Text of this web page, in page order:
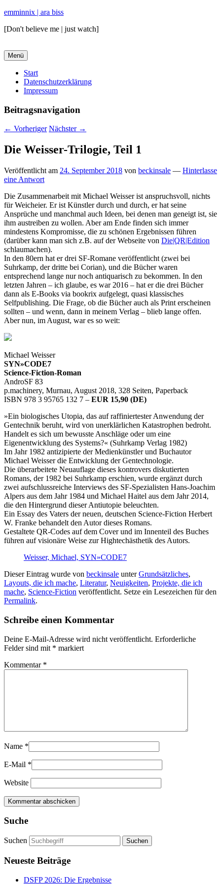
emminnix | ara biss
[Don't believe me | just watch]
Menü
Primäres
Menü
Start
Datenschutzerklärung
Impressum
Beitragsnavigation
← Vorheriger Nächster →
Die Weisser-Trilogie, Teil 1
Veröffentlicht am 24. September 2018 von beckinsale — Hinterlasse
eine Antwort
Die Zusammenarbeit mit Michael Weisser ist anspruchsvoll, nichts
für Weicheier. Er ist Künstler durch und durch, er hat seine
Ansprüche und manchmal auch Ideen, bei denen man geneigt ist, sie
ihm austreiben zu wollen. Aber am Ende finden sich immer
mindestens Kompromisse, die zu schönen Ergebnissen führen
(darüber kann man sich z.B. auf der Webseite von Die|QR|Edition
schlaumachen).
In den 80ern hat er drei SF-Romane veröffentlicht (zwei bei
Suhrkamp, der dritte bei Corian), und die Bücher waren
entsprechend lange nur noch antiquarisch zu bekommen. In den
letzten Jahren – ich glaube, es war 2016 – hat er die drei Bücher
dann als E-Books via bookrix aufgelegt, quasi klassisches
Selfpublishing. Die Frage, ob die Bücher auch als Print erscheinen
sollten – und wenn, dann in meinem Verlag – blieb lange offen.
Aber nun, im August, war es so weit:
Michael Weisser
SYN»CODE7
Science-Fiction-Roman
AndroSF 83
p.machinery, Murnau, August 2018, 328 Seiten, Paperback
ISBN 978 3 95765 132 7 – EUR 15,90 (DE)
»Ein biologisches Utopia, das auf raffiniertester Anwendung der
Gentechnik beruht, wird von unerklärlichen Katastrophen bedroht.
Handelt es sich um bewusste Anschläge oder um eine
Eigenentwicklung des Systems?« (Suhrkamp Verlag 1982)
Im Jahr 1982 antizipierte der Medienkünstler und Buchautor
Michael Weisser die Entwicklung der Gentechnologie.
Die überarbeitete Neuauflage dieses kontrovers diskutierten
Romans, der 1982 bei Suhrkamp erschien, wurde ergänzt durch
zwei aufschlussreiche Interviews des SF-Spezialisten Hans-Joachim
Alpers aus dem Jahr 1984 und Michael Haitel aus dem Jahr 2014,
die den Hintergrund dieser Antiutopie beleuchten.
Ein Essay des Vaters der neuen, deutschen Science-Fiction Herbert
W. Franke behandelt den Autor dieses Romans.
Gestaltete QR-Codes auf dem Cover und im Innenteil des Buches
führen auf visionäre Weise zur Hightechästhetik des Autors.
Weisser, Michael, SYN»CODE7
Dieser Eintrag wurde von beckinsale unterGrundsätzliches,
Layouts, die ich mache, Literatur, Neuigkeiten, Projekte, die ich
mache, Science-Fiction veröffentlicht. Setze ein Lesezeichen für den
Permalink.
Schreibe einen Kommentar
Deine E-Mail-Adresse wird nicht veröffentlicht. Erforderliche
Felder sind mit * markiert
Kommentar *
Name *
E-Mail *
Website
Suche
Suchen
Neueste Beiträge
DSFP 2026: Die Ergebnisse